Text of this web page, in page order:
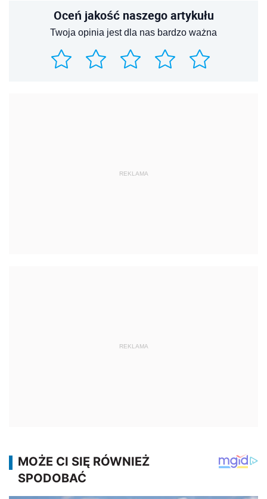
Oceń jakość naszego artykułu
Twoja opinia jest dla nas bardzo ważna
REKLAMA
REKLAMA